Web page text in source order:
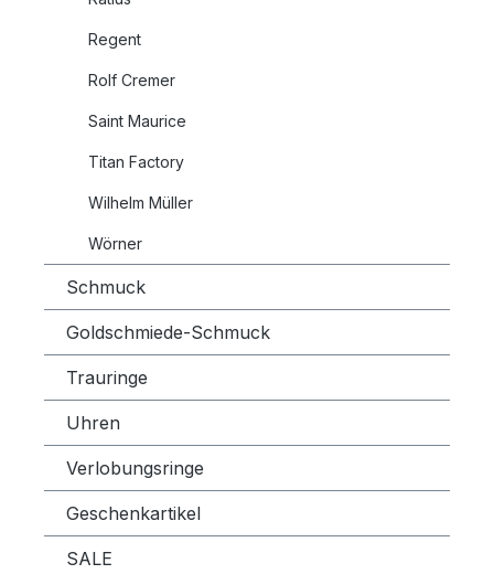
Regent
Rolf Cremer
Saint Maurice
Titan Factory
Wilhelm Müller
Wörner
Schmuck
Goldschmiede-Schmuck
Trauringe
Uhren
Verlobungsringe
Geschenkartikel
SALE